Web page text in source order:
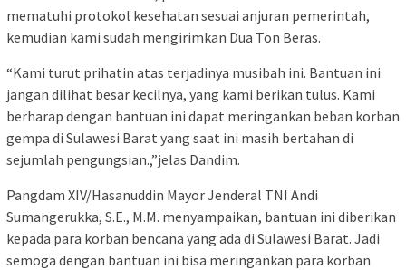
mematuhi protokol kesehatan sesuai anjuran pemerintah,
kemudian kami sudah mengirimkan Dua Ton Beras.
“Kami turut prihatin atas terjadinya musibah ini. Bantuan ini
jangan dilihat besar kecilnya, yang kami berikan tulus. Kami
berharap dengan bantuan ini dapat meringankan beban korban
gempa di Sulawesi Barat yang saat ini masih bertahan di
sejumlah pengungsian.,”jelas Dandim.
Pangdam XIV/Hasanuddin Mayor Jenderal TNI Andi
Sumangerukka, S.E., M.M. menyampaikan, bantuan ini diberikan
kepada para korban bencana yang ada di Sulawesi Barat. Jadi
semoga dengan bantuan ini bisa meringankan para korban